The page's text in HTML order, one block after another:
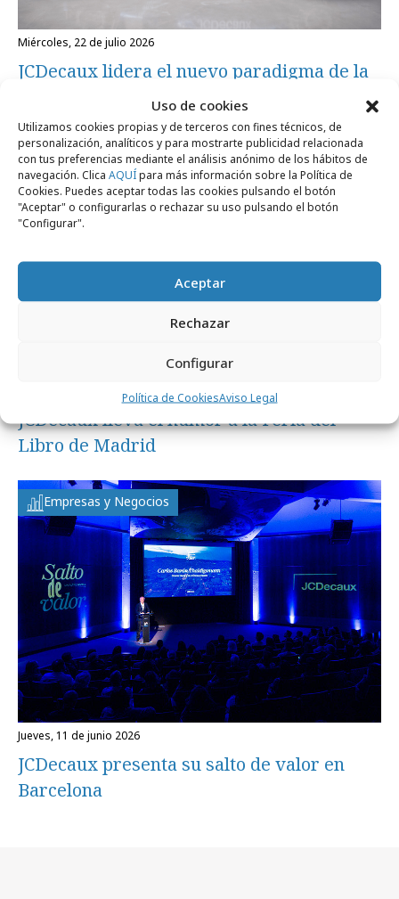
Uso de cookies
Utilizamos cookies propias y de terceros con fines técnicos, de
personalización, analíticos y para mostrarte publicidad relacionada
con tus preferencias mediante el análisis anónimo de los hábitos de
navegación. Clica AQUÍpara más información sobre la Política de
Cookies. Puedes aceptar todas las cookies pulsando el botón
"Aceptar" o configurarlas o rechazar su uso pulsando el botón
"Configurar".
Aceptar
Rechazar
Configurar
Política de CookiesAviso Legal
miércoles, 22 de julio 2026
JCDecaux lidera el nuevo paradigma de la
publicidad exterior
Empresas y Negocios
viernes, 19 de junio 2026
JCDecaux lleva el humor a la Feria del
Libro de Madrid
Empresas y Negocios
jueves, 11 de junio 2026
JCDecaux presenta su salto de valor en
Barcelona